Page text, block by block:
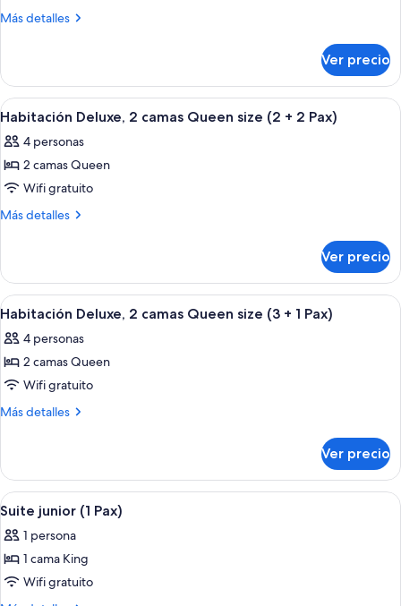
Pax)
Habitación
camas
Queen
size
(2
+
Pax)
Más detalles
Más
Deluxe,
camas
size
(2
Pax)
Ver precio
Abrir
todas
las
fotos
de
Habitación
camas
Queen
size
(2
+
2
Pax)
Una habitación de hotel con dos
4
Habitación Deluxe, 2 camas Queen size (2 + 2 Pax)
4 personas
2 camas Queen
Wifi gratuito
Más detalles
Más
Deluxe,
camas
size
(2
Pax)
Ver precio
Abrir
todas
las
fotos
de
Habitación
camas
Queen
size
(3
+
Pax)
Una habitación de hotel con dos
4
Habitación Deluxe, 2 camas Queen size (3 + 1 Pax)
4 personas
2 camas Queen
Wifi gratuito
Más detalles
Más
Deluxe,
camas
Queen
size
(3
Ver precio
Abrir
todas
las
fotos
de
Una sala de estar moderna con un
5
Suite junior (1 Pax)
1 persona
1 cama King
Wifi gratuito